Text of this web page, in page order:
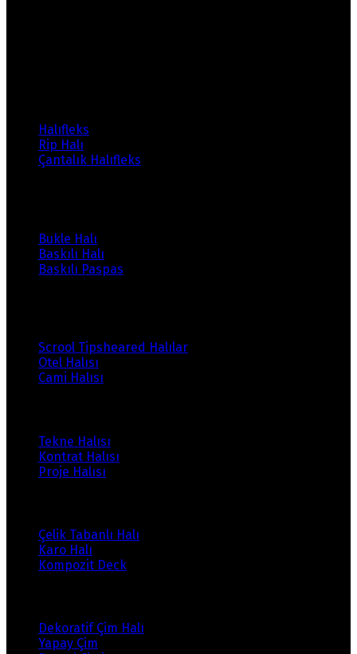
Halıfleks
Rip Halı
Çantalık Halıfleks
Bukle Halı
Baskılı Halı
Baskılı Paspas
Scrool Tipsheared Halılar
Otel Halısı
Cami Halısı
Tekne Halısı
Kontrat Halısı
Proje Halısı
Çelik Tabanlı Halı
Karo Halı
Kompozit Deck
Dekoratif Çim Halı
Yapay Çim